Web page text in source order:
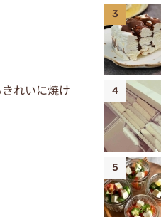
れいに焼け